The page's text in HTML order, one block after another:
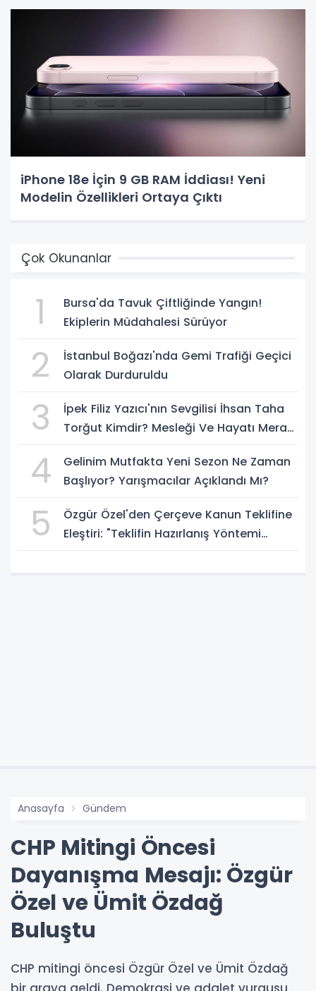
iPhone 18e İçin 9 GB RAM İddiası! Yeni
Modelin Özellikleri Ortaya Çıktı
Çok Okunanlar
1
Bursa'da Tavuk Çiftliğinde Yangın!
Ekiplerin Müdahalesi Sürüyor
2
İstanbul Boğazı'nda Gemi Trafiği Geçici
Olarak Durduruldu
3
İpek Filiz Yazıcı'nın Sevgilisi İhsan Taha
Torğut Kimdir? Mesleği Ve Hayatı Merak
4
Gelinim Mutfakta Yeni Sezon Ne Zaman
Başlıyor? Yarışmacılar Açıklandı Mı?
5
Özgür Özel'den Çerçeve Kanun Teklifine
Eleştiri: "Teklifin Hazırlanış Yöntemi
Anasayfa Gündem
CHP Mitingi Öncesi
Dayanışma Mesajı: Özgür
Özel ve Ümit Özdağ
Buluştu
CHP mitingi öncesi Özgür Özel ve Ümit Özdağ